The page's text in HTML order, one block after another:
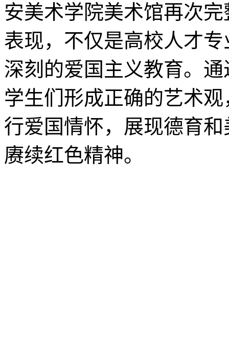
安美术学院美术馆再次
表现，不仅是高校人才
深刻的爱国主义教育。
学生们形成正确的艺术
行爱国情怀，展现德育
赓续红色精神。